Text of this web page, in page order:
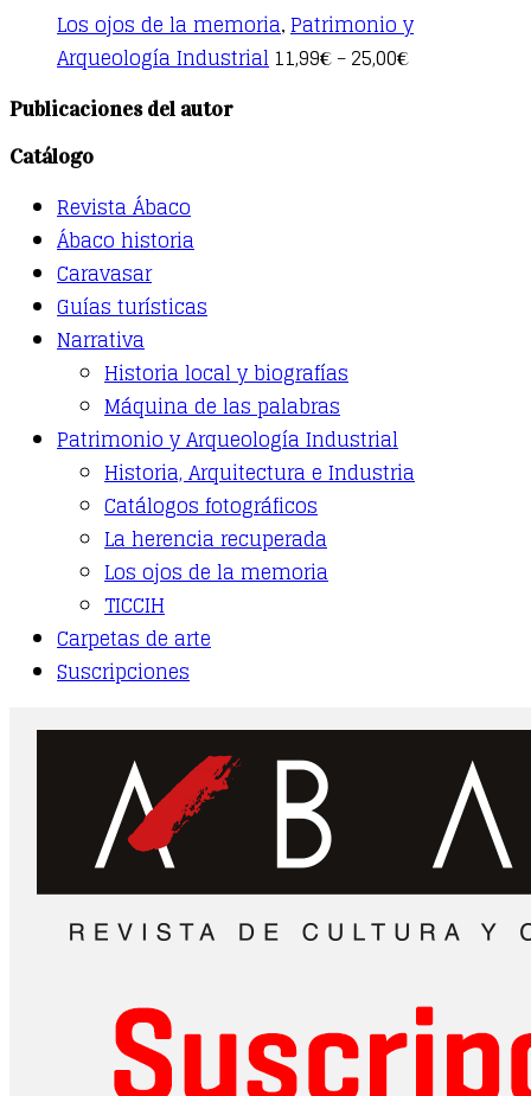
Los ojos de la memoria, Patrimonio y
Arqueología Industrial This
product
11,99€ – 25,00€
Publicaciones del autor
Catálogo
Revista Ábaco
Ábaco historia
Caravasar
Guías turísticas
Narrativa
Historia local y biografías
Máquina de las palabras
Patrimonio y Arqueología Industrial
Historia, Arquitectura e Industria
Catálogos fotográficos
La herencia recuperada
Los ojos de la memoria
TICCIH
Carpetas de arte
Suscripciones